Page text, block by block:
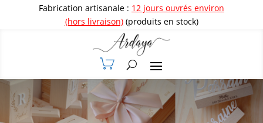
Fabrication artisanale : 12 jours ouvrés environ
(hors livraison)(produits en stock)